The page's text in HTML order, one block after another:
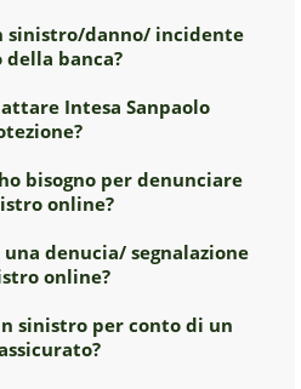
sinistro/danno/ incidente
della banca?
Intesa Sanpaolo
bisogno per denunciare
online?
denucia/ segnalazione
online?
sinistro per conto di un